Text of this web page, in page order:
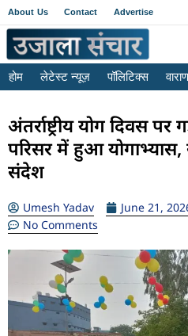
About Us Contact Advertise
होम लेटेस्ट न्यूज़ पॉलिटिक्स
अंतर्राष्ट्रीय योग दिवस
परिसर में हुआ योगाभ्यास,
संदेश
Umesh Yadav June 21,
No Comments